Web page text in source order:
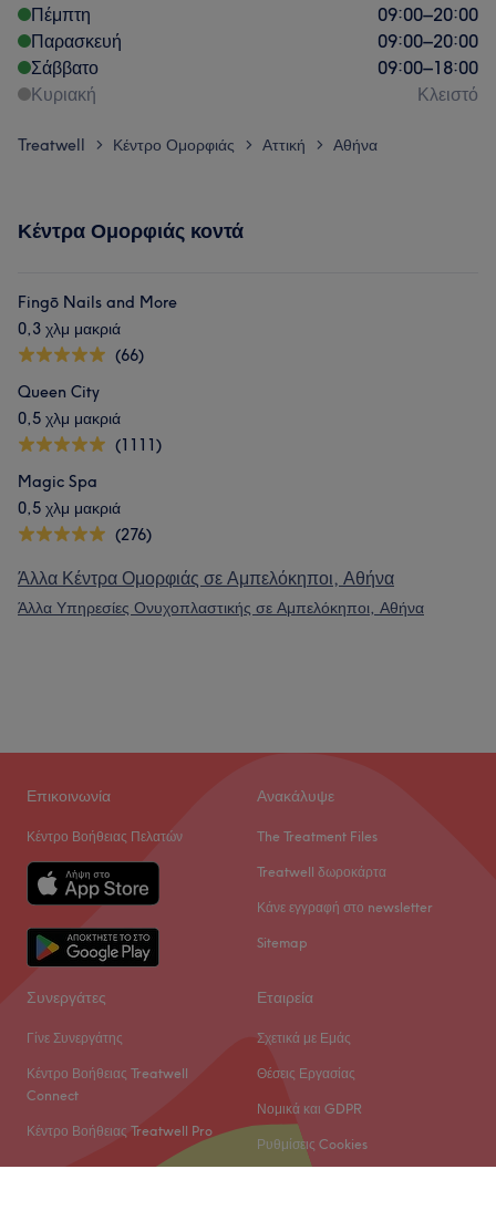
Πέμπτη
09:00–20:00
Παρασκευή
09:00–20:00
Σάββατο
09:00–18:00
Κυριακή
Κλειστό
Treatwell > Κέντρο Ομορφιάς > Αττική > Αθήνα
Κέντρα Ομορφιάς κοντά
Fingō Nails and More
0,3 χλμ μακριά
(66)
Queen City
0,5 χλμ μακριά
(1111)
Magic Spa
0,5 χλμ μακριά
(276)
Άλλα Κέντρα Ομορφιάς σε Αμπελόκηποι, Αθήνα
Άλλα Υπηρεσίες Ονυχοπλαστικής σε Αμπελόκηποι, Αθήνα
Επικοινωνία
Κέντρο Βοήθειας Πελατών
Ανακάλυψε
The Treatment Files
Treatwell δωροκάρτα
Κάνε εγγραφή στο newsletter
Sitemap
Συνεργάτες
Γίνε Συνεργάτης
Κέντρο Βοήθειας Treatwell
Connect
Κέντρο Βοήθειας Treatwell Pro
Εταιρεία
Σχετικά με Εμάς
Θέσεις Εργασίας
Νομικά και GDPR
Ρυθμίσεις Cookies